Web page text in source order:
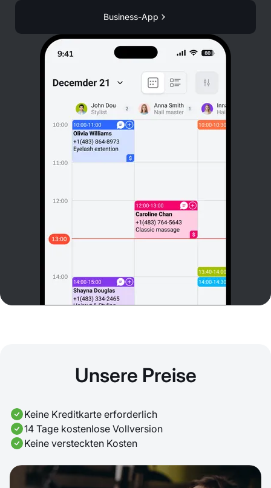
Business-App
Unsere Preise
Keine Kreditkarte erforderlich
14 Tage kostenlose Vollversion
Keine versteckten Kosten